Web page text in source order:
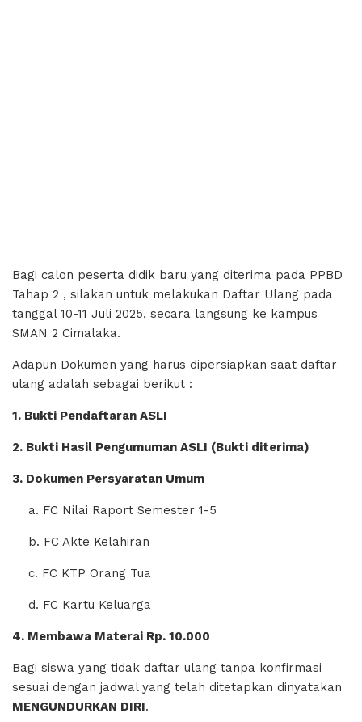
Bagi calon peserta didik baru yang diterima pada PPBD
Tahap 2 , silakan untuk melakukan Daftar Ulang pada
tanggal 10-11 Juli 2025, secara langsung ke kampus
SMAN 2 Cimalaka.
Adapun Dokumen yang harus dipersiapkan saat daftar
ulang adalah sebagai berikut :
1. Bukti Pendaftaran ASLI
2. Bukti Hasil Pengumuman ASLI (Bukti diterima)
3. Dokumen Persyaratan Umum
a. FC Nilai Raport Semester 1-5
b. FC Akte Kelahiran
c. FC KTP Orang Tua
d. FC Kartu Keluarga
4. Membawa Materai Rp. 10.000
Bagi siswa yang tidak daftar ulang tanpa konfirmasi
sesuai dengan jadwal yang telah ditetapkan dinyatakan
MENGUNDURKAN DIRI.